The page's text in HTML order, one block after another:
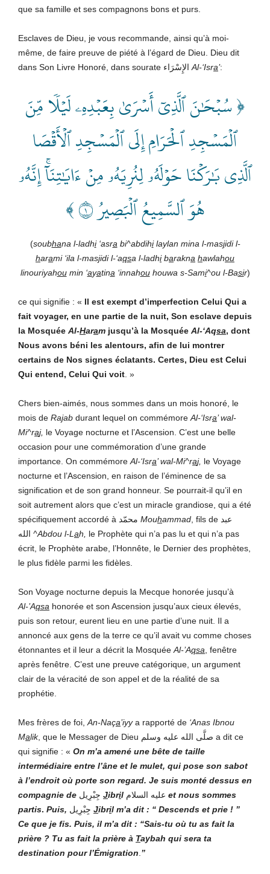
que sa famille et ses compagnons bons et purs.
Esclaves de Dieu, je vous recommande, ainsi qu’à moi-
même, de faire preuve de piété à l’égard de Dieu. Dieu dit
Al-‘Isra’:
﴿ سُبۡحَٰنَ ٱلَّذِيٓ أَسۡرَىٰ بِعَبۡدِهِۦ لَيۡلٗا مِّنَ
ٱلۡمَسۡجِدِ ٱلۡحَرَامِ إِلَى ٱلۡمَسۡجِدِ ٱلۡأَقۡصَا
ٱلَّذِي بَٰرَكۡنَا حَوۡلَهُۥ لِنُرِيَهُۥ مِنۡ ءَايَٰتِنَآۚ إِنَّهُۥ
هُوَ ٱلسَّمِيعُ ٱلۡبَصِيرُ ١ ﴾
(soubhana l-ladhi‘asra bi^abdihilaylan mina l-masjidi l-
harami ‘ila l-masjidi l-‘aqsa l-ladhibarakna hawlahou
linouriyahoumin ‘ayatina ‘innahouhouwa s-Sami^ou l-Basir)
ce qui signifie : « Il est exempt d’imperfection Celui Qui a
fait voyager, en une partie de la nuit, Son esclave depuis
la Mosquée Al-Haram jusqu’à la Mosquée Al-‘Aqsa, dont
Nous avons béni les alentours, afin de lui montrer
certains de Nos signes éclatants. Certes, Dieu est Celui
Qui entend, Celui Qui voit . »
Chers bien-aimés, nous sommes dans un mois honoré, le
mois de Rajab durant lequel on commémore Al-‘Isra’ wal-
Mi^raj, le Voyage nocturne et l’Ascension. C’est une belle
occasion pour une commémoration d’une grande
importance. On commémore Al-‘Isra’ wal-Mi^raj, le Voyage
nocturne et l’Ascension, en raison de l’éminence de sa
signification et de son grand honneur. Se pourrait-il qu’il en
soit autrement alors que c’est un miracle grandiose, qui a été
Mouhammad , fils de عبد
^Abdou l-L ah,
le Prophète qui n’a pas lu et qui n’a pas
écrit, le Prophète arabe, l’Honnête, le Dernier des prophètes,
le plus fidèle parmi les fidèles.
Son Voyage nocturne depuis la Mecque honorée jusqu’à
Al-’Aqsa honorée et son Ascension jusqu’aux cieux élevés,
puis son retour, eurent lieu en une partie d’une nuit. Il a
annoncé aux gens de la terre ce qu’il avait vu comme choses
étonnantes et il leur a décrit la Mosquée Al-’Aqsa , fenêtre
après fenêtre. C’est une preuve catégorique, un argument
clair de la véracité de son appel et de la réalité de sa
prophétie.
Mes frères de foi, An-Naça’iyya rapporté de ‘Anas Ibnou
Malik, que le Messager de Dieu صلَّى الله عليه وسلم a dit ce
qui signifie : « On m’a amené une bête de taille
intermédiaire entre l’âne et le mulet, qui pose son sabot
à l’endroit où porte son regard. Je suis monté dessus en
compagnie de جِبْرِيل Jibril عليه السلام et nous sommes
partis. Puis, جِبْرِيل Jibril m’a dit : “ Descends et prie ! ”
Ce que je fis. Puis, il m’a dit : “Sais-tu où tu as fait la
prière ? Tu as fait la prière à Taybah qui sera ta
destination pour l’Émigration ”